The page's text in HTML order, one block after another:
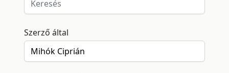
Szerző által